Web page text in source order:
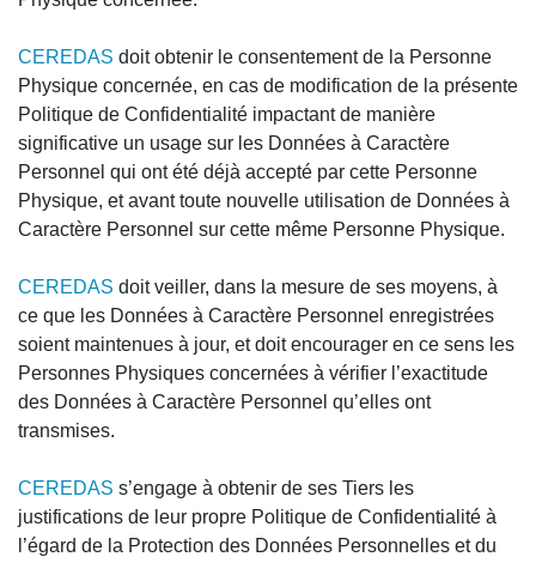
CEREDAS doit obtenir le consentement de la Personne
Physique concernée, en cas de modification de la présente
Politique de Confidentialité impactant de manière
significative un usage sur les Données à Caractère
Personnel qui ont été déjà accepté par cette Personne
Physique, et avant toute nouvelle utilisation de Données à
Caractère Personnel sur cette même Personne Physique.
CEREDAS doit veiller, dans la mesure de ses moyens, à
ce que les Données à Caractère Personnel enregistrées
soient maintenues à jour, et doit encourager en ce sens les
Personnes Physiques concernées à vérifier l’exactitude
des Données à Caractère Personnel qu’elles ont
transmises.
CEREDAS s’engage à obtenir de ses Tiers les
justifications de leur propre Politique de Confidentialité à
l’égard de la Protection des Données Personnelles et du